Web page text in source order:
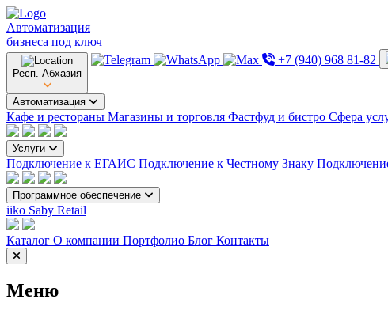
Автоматизация
бизнеса под ключ
Респ. Абхазия
+7 (940) 968 81-82
Автоматизация
Кафе и рестораны Магазины и торговля Фастфуд и бистро Сфера
Услуги
Подключение к ЕГАИС Подключение к Честному Знаку
Программное обеспечение
iiko Saby Retail
Каталог О компании Портфолио Блог Контакты
Меню